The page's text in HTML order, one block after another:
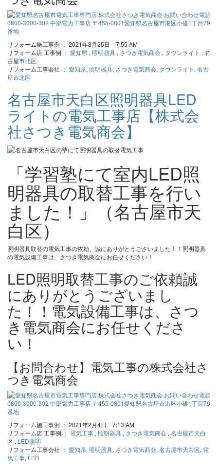
リフォーム施工事例 ： 2021年3月25日 7:55 AM
リフォーム店 工事例 ： 愛知県 , 照明器具 , さつき電気商会 , ダウンライト ,名
古屋市北区
リフォーム工事会社 ： 愛知県, 照明器具, さつき電気商会, ダウンライト ,名古
屋市北区
名古屋市天白区照明器具LED
ライトの電気工事店【株式会
社さつき電気商会】
「学習塾にて室内LED照
明器具の取替工事を行い
ました！」（名古屋市天
白区）
照明器具取替の電気工事の依頼、誠にありがとうございました！！照明器具
の電気設備工事は、さつき電気商会にお任せください！
LED照明取替工事のご依頼誠
にありがとうございまし
た！！電気設備工事は、さつ
き電気商会にお任せくださ
い！
【お問合わせ】電気工事の株式会社さ
つき電気商会
リフォーム施工事例 ： 2021年2月4日 7:13 AM
リフォーム店 工事例 ： 電気工事 , 照明器具 , さつき電気商会 , 名古屋市天白
区 , LED照明
リフォーム工事会社 ： 愛知県, 照明器具, さつき電気商会, 名古屋市天白区, 電
気工事, LED